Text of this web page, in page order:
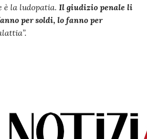
è la ludopatia. Il giudizio penale li
per soldi, lo fanno per